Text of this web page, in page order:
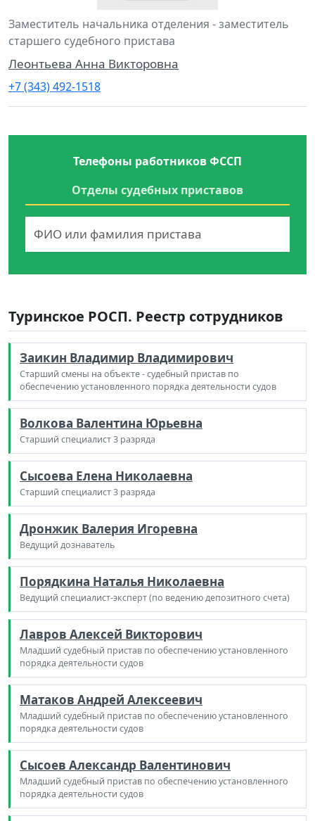
Заместитель начальника отделения - заместитель
старшего судебного пристава
Леонтьева Анна Викторовна
+7 (343) 492-1518
Телефоны работников ФССП
Отделы судебных приставов
Туринское РОСП. Реестр сотрудников
Заикин Владимир Владимирович
Старший смены на объекте - судебный пристав по
обеспечению установленного порядка деятельности судов
Волкова Валентина Юрьевна
Старший специалист 3 разряда
Сысоева Елена Николаевна
Старший специалист 3 разряда
Дронжик Валерия Игоревна
Ведущий дознаватель
Порядкина Наталья Николаевна
Ведущий специалист-эксперт (по ведению депозитного счета)
Лавров Алексей Викторович
Младший судебный пристав по обеспечению установленного
порядка деятельности судов
Матаков Андрей Алексеевич
Младший судебный пристав по обеспечению установленного
порядка деятельности судов
Сысоев Александр Валентинович
Младший судебный пристав по обеспечению установленного
порядка деятельности судов